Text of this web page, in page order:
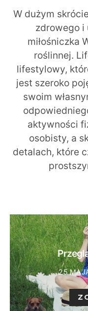
W dużym
zdrowego i
miłośniczka
roślinnej.
lifestylowy,
jest szeroko
swoim
aktywności
osobisty, a
detalach, które
25